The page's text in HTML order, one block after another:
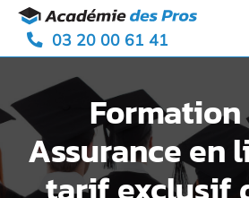
Aller
contenu
03 20 00 61 41
Formation
Assurance en
Panneau de gestion des cookies